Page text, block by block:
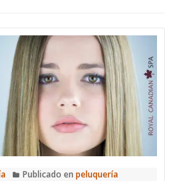
Publicado en peluquería